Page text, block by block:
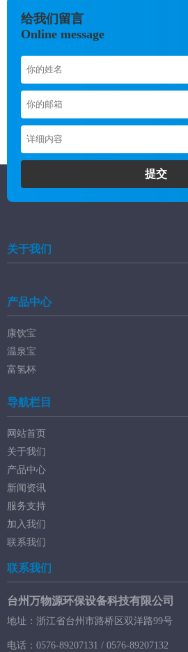
给我们留言
Online message
提交
关于我们
产品中心
康饮宝
温泉宝
富氢杯
导航栏目
网站首页
关于我们
产品中心
新闻资讯
服务支持
加入我们
联系我们
联系我们
台州万物源环保设备科技有限公司
地址：浙江省台州市路桥区双洋路99号
电话：0576-89207131 / 0576-89207132